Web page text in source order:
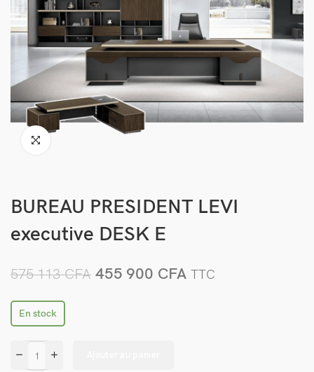
BUREAU PRESIDENT LEVI
executive DESK E
575 113CFA 455 900 CFA TTC
En stock